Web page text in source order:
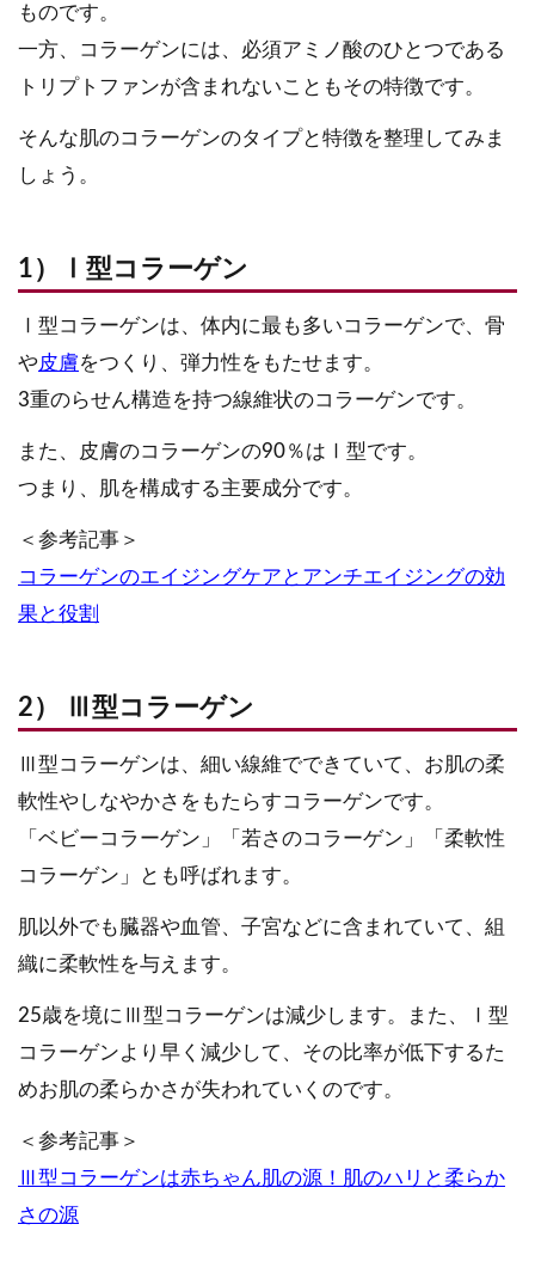
ものです。
一方、コラーゲンには、必須アミノ酸のひとつである
トリプトファンが含まれないこともその特徴です。
そんな肌のコラーゲンのタイプと特徴を整理してみま
しょう。
1）Ⅰ型コラーゲン
Ⅰ型コラーゲンは、体内に最も多いコラーゲンで、骨
や皮膚をつくり、弾力性をもたせます。
3重のらせん構造を持つ線維状のコラーゲンです。
また、皮膚のコラーゲンの90％はⅠ型です。
つまり、肌を構成する主要成分です。
＜参考記事＞
コラーゲンのエイジングケアとアンチエイジングの効
果と役割
2） Ⅲ型コラーゲン
Ⅲ型コラーゲンは、細い線維でできていて、お肌の柔
軟性やしなやかさをもたらすコラーゲンです。
「ベビーコラーゲン」「若さのコラーゲン」「柔軟性
コラーゲン」とも呼ばれます。
肌以外でも臓器や血管、子宮などに含まれていて、組
織に柔軟性を与えます。
25歳を境にⅢ型コラーゲンは減少します。また、Ⅰ型
コラーゲンより早く減少して、その比率が低下するた
めお肌の柔らかさが失われていくのです。
＜参考記事＞
Ⅲ型コラーゲンは赤ちゃん肌の源！肌のハリと柔らか
さの源